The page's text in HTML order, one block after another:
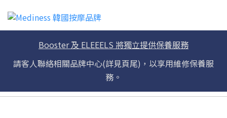
Booster 及 ELEEELS 將獨立提供保養服務
請客人聯絡相關品牌中心(詳見頁尾)，以享用維修保養服
務。